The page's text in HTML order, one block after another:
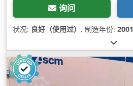
询问
状况: 良好（使用过） , 制造年份: 2001